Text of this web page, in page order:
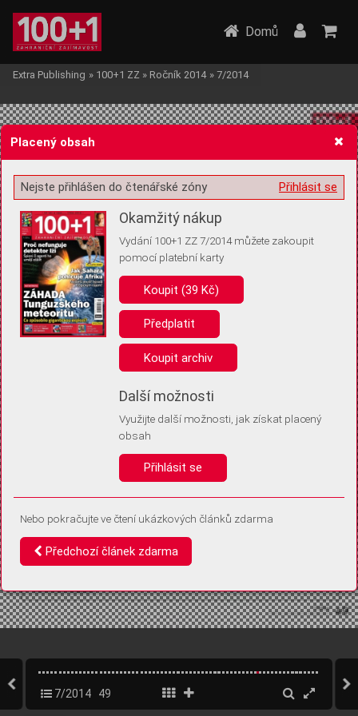
Žádost o souhlas s ukládáním volitelných informací
Pro základní fungování webu nepotřebujeme ukládat žádné informace
(tzv. cookies apod.). Rádi bychom vás ale požádali o souhlas s
uložením volitelných informací:
Anonymní unikátní ID
Díky němu příště poznáme, že se jedná o stejné zařízení, a
Identifikátor je zcela anonymní.
Vaše souhlasy a odmítnutí si ukládáme do vašeho zařízení, abychom se
vás už příště znovu neptali. Můžete je kdykoli později upravit ve Správě
Domů
Extra Publishing » 100+1 ZZ » Ročník 2014 » 7/2014
7/2014 49
Placený obsah
Přihlásit se
Nejste přihlášen do čtenářské zóny
Okamžitý nákup
Vydání 100+1 ZZ 7/2014 můžete zakoupit
pomocí platební karty
Koupit (39 Kč)
Předplatit
Koupit archiv
Další možnosti
Využijte další možnosti, jak získat placený
obsah
Přihlásit se
Nebo pokračujte ve čtení ukázkových článků zdarma
Předchozí článek zdarma